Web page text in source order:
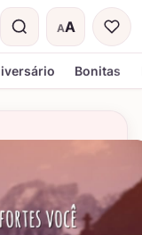
AA
Tamanho do
Bonitas